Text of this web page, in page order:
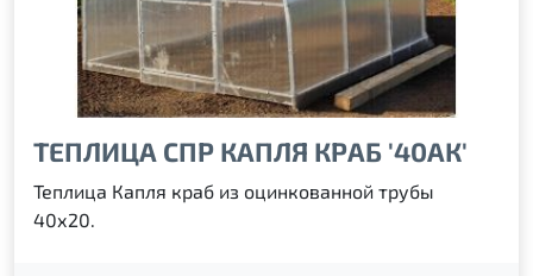
ТЕПЛИЦА СПР КАПЛЯ КРАБ '40АК'
Теплица Капля краб из оцинкованной трубы
40х20.